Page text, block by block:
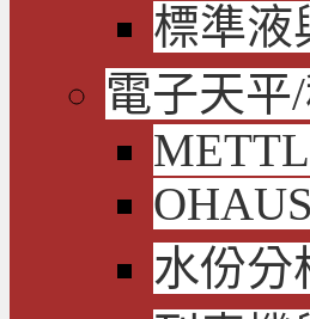
標準液
電子天平
OHAUS
水份分